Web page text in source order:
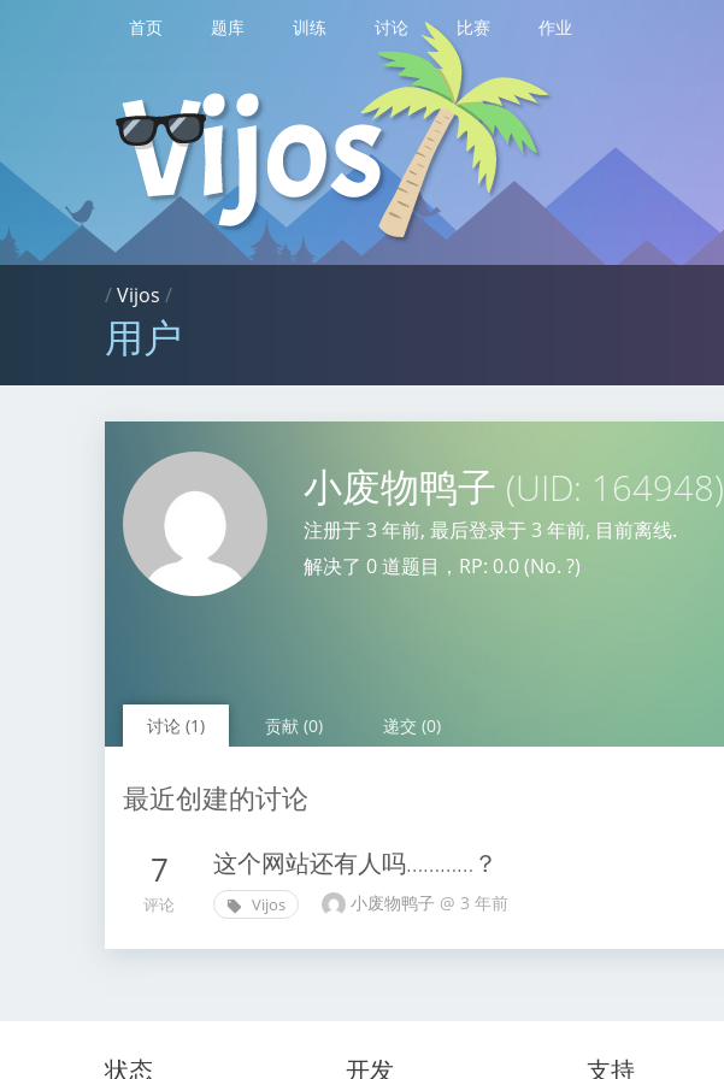
首页 题库 训练 讨论 比赛 作业
/Vijos /
用户
小废物鸭子 (UID: 164948)
注册于3 年前, 最后登录于 3 年前, 目前离线.
解决了 0 道题目，RP: 0.0 (No. ?)
讨论 (1) 贡献 (0) 递交 (0)
最近创建的讨论
7
评论
这个网站还有人吗…………？
Vijos 小废物鸭子 @ 3 年前
状态 开发 支持